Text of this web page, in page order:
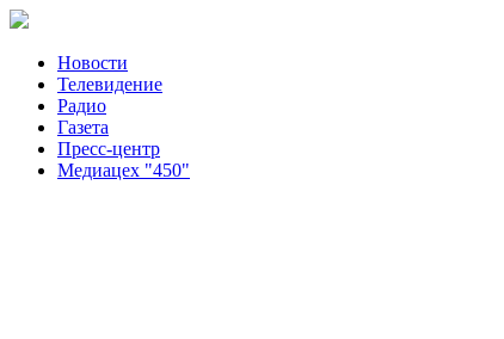
Новости
Телевидение
Радио
Газета
Пресс-центр
Медиацех "450"